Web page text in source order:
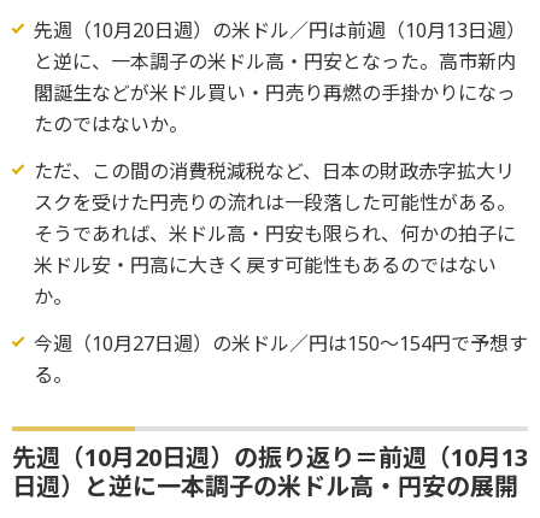
先週（10月20日週）の米ドル／円は前週（10月13日週）
と逆に、一本調子の米ドル高・円安となった。高市新内
閣誕生などが米ドル買い・円売り再燃の手掛かりになっ
たのではないか。
ただ、この間の消費税減税など、日本の財政赤字拡大リ
スクを受けた円売りの流れは一段落した可能性がある。
そうであれば、米ドル高・円安も限られ、何かの拍子に
米ドル安・円高に大きく戻す可能性もあるのではない
か。
今週（10月27日週）の米ドル／円は150～154円で予想す
る。
先週（10月20日週）の振り返り＝前週（10月13
日週）と逆に一本調子の米ドル高・円安の展開